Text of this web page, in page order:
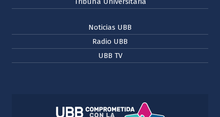
Noticias UBB
Radio UBB
UBB TV